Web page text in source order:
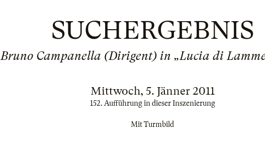
SUCHERGEBNIS
Bruno Campanella (Dirigent) in „Lucia di
Mittwoch, 5. Jänner 2011
152. Aufführung in dieser Inszenierung
Mit Turmbild